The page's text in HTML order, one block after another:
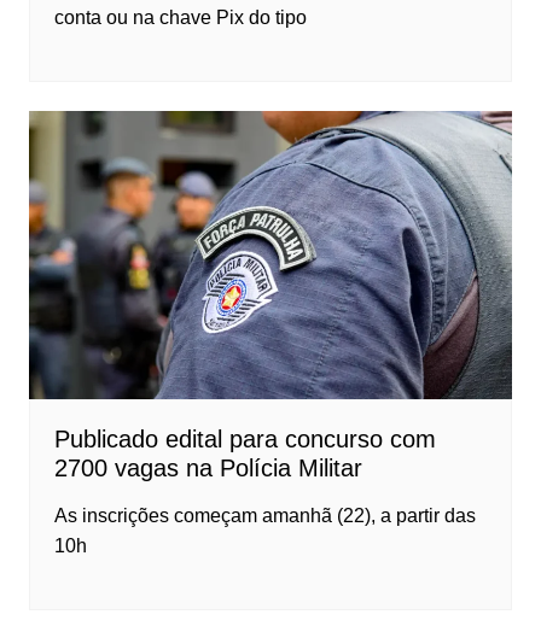
conta ou na chave Pix do tipo
Publicado edital para concurso com
2700 vagas na Polícia Militar
As inscrições começam amanhã (22), a partir das
10h